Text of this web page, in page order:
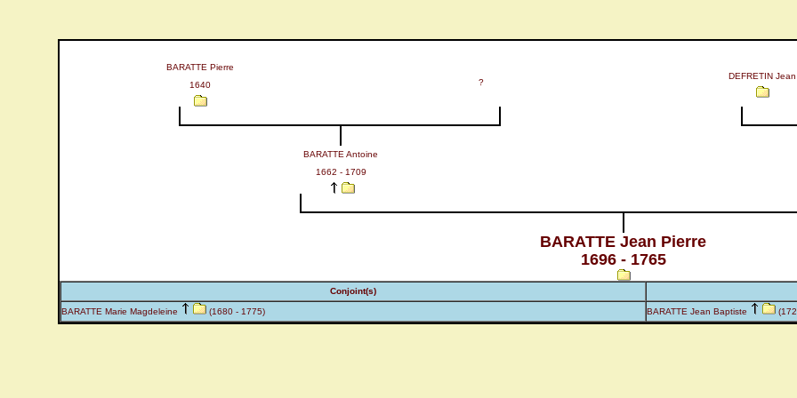
BARATTE Pierre
1640
?
DEFRETIN Jean
BARATTE Antoine
1662 - 1709
BARATTE Jean Pierre
1696 - 1765
Conjoint(s)
BARATTE Marie Magdeleine (1680 - 1775) BARATTE Jean Baptiste